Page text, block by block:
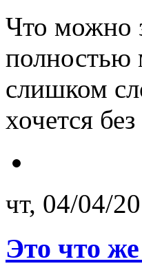
Что можно
полностью
слишком
хочется
чт, 04/04/
Это что